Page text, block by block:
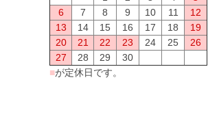
6
7 8 9 10 11
12
13
14 15 16 17 18
19
20
21 22 23 24 25
26
27
28 29
30
■が定休日です。